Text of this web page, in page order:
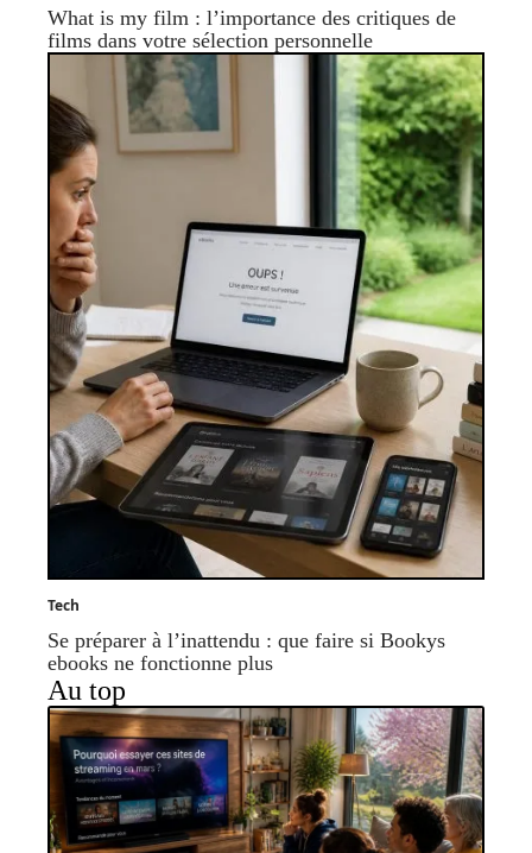
What is my film : l’importance des critiques de
films dans votre sélection personnelle
Tech
Se préparer à l’inattendu : que faire si Bookys
ebooks ne fonctionne plus
Au top